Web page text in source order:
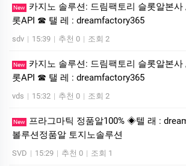
New
카지노 솔루션: 드림팩토리 슬롯알본
롯API ☎ 탤 레 : dreamfactory365
sdv | 15:39 | 추천 0 | 조회 2
New
카지노 솔루션: 드림팩토리 슬롯알본
롯API ☎ 탤 레 : dreamfactory365
vds | 15:32 | 추천 0 | 조회 2
New
프라그마틱 정품알100% ◈텔 래 :
볼루션정품알 토지노솔루션
SVD | 15:29 | 추천 0 | 조회 1